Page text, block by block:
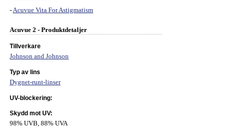
-Acuvue Vita For Astigmatism
Acuvue 2 - Produktdetaljer
Tillverkare
Johnson and Johnson
Typ av lins
Dygnet-runt-linser
UV-blockering:
Skydd mot UV:
98% UVB, 88% UVA